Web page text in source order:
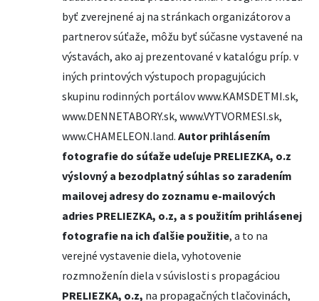
byť zverejnené aj na stránkach organizátorov a
partnerov súťaže, môžu byť súčasne vystavené na
výstavách, ako aj prezentované v katalógu príp. v
iných printových výstupoch propagujúcich
skupinu rodinných portálov www.KAMSDETMI.sk,
www.DENNETABORY.sk, www.VYTVORMESI.sk,
www.CHAMELEON.land. Autor prihlásením
fotografie do súťaže udeľuje PRELIEZKA, o.z
výslovný a bezodplatný súhlas so zaradením
mailovej adresy do zoznamu e-mailových
adries PRELIEZKA, o.z, a s použitím prihlásenej
fotografie na ich ďalšie použitie, a to na
verejné vystavenie diela, vyhotovenie
rozmnoženín diela v súvislosti s propagáciou
PRELIEZKA, o.z, na propagačných tlačovinách,